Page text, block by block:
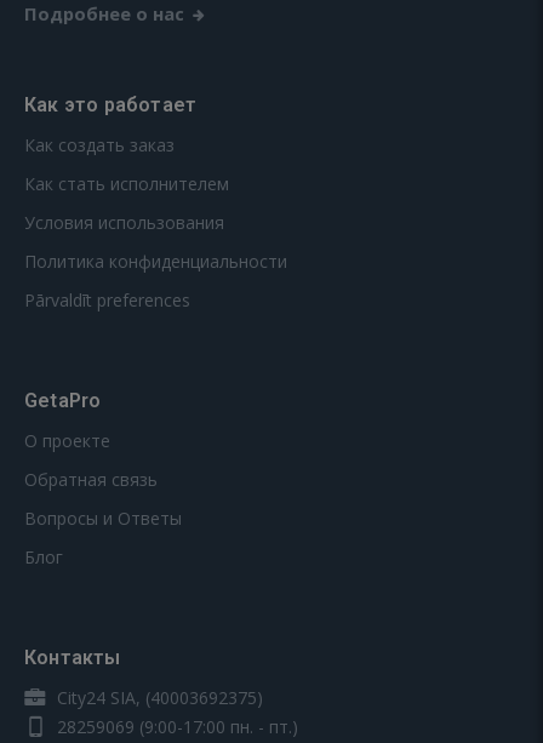
Подробнее о нас
Как это работает
Как создать заказ
Как стать исполнителем
Условия использования
Политика конфиденциальности
Pārvaldīt preferences
GetaPro
О проекте
Обратная связь
Вопросы и Ответы
Блог
Контакты
City24 SIA, (40003692375)
28259069 (9:00-17:00 пн. - пт.)